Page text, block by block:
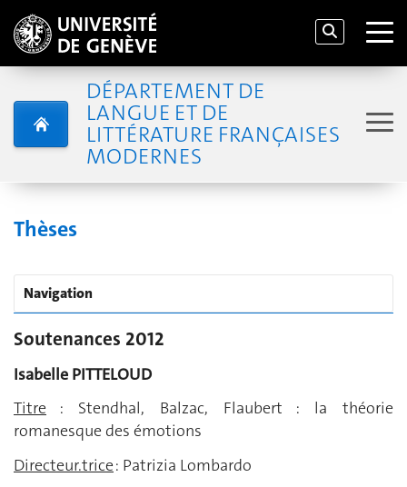
DÉPARTEMENT DE
LANGUE ET DE
LITTÉRATURE FRANÇAISES
MODERNES
Thèses
Navigation
Soutenances 2012
Isabelle PITTELOUD
Titre : Stendhal, Balzac, Flaubert : la théorie
romanesque des émotions
Directeur.trice: Patrizia Lombardo